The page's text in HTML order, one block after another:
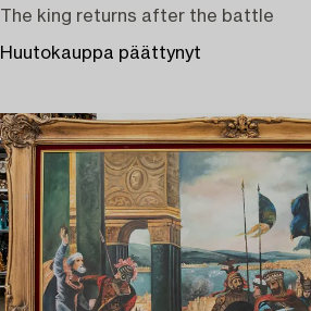
The king returns after the battle
Huutokauppa päättynyt